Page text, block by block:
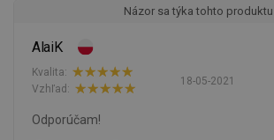
Názor sa týka tohto produktu
AlaiK
18-05-2021
Kvalita:
Vzhľad:
Odporúčam!